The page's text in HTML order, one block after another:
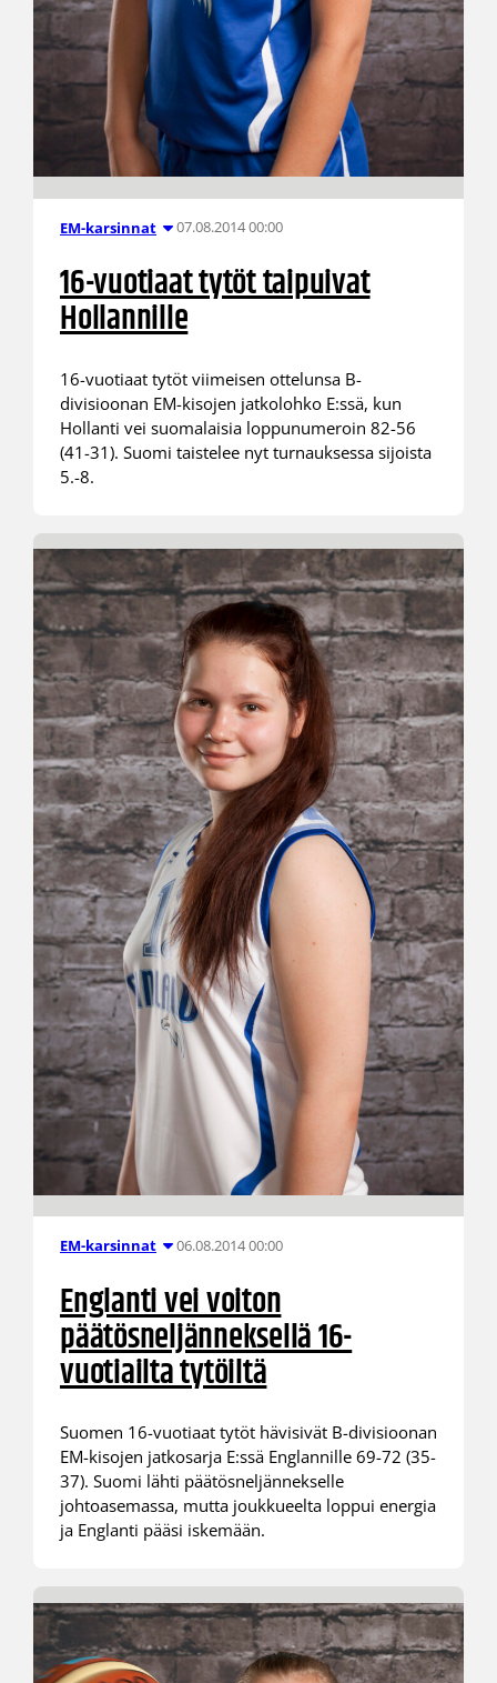
EM-karsinnat 07.08.2014 00:00
16-vuotiaat tytöt taipuivat
Hollannille
16-vuotiaat tytöt viimeisen ottelunsa B-
divisioonan EM-kisojen jatkolohko E:ssä, kun
Hollanti vei suomalaisia loppunumeroin 82-56
(41-31). Suomi taistelee nyt turnauksessa sijoista
5.-8.
EM-karsinnat 06.08.2014 00:00
Englanti vei voiton
päätösneljänneksellä 16-
vuotiailta tytöiltä
Suomen 16-vuotiaat tytöt hävisivät B-divisioonan
EM-kisojen jatkosarja E:ssä Englannille 69-72 (35-
37). Suomi lähti päätösneljännekselle
johtoasemassa, mutta joukkueelta loppui energia
ja Englanti pääsi iskemään.